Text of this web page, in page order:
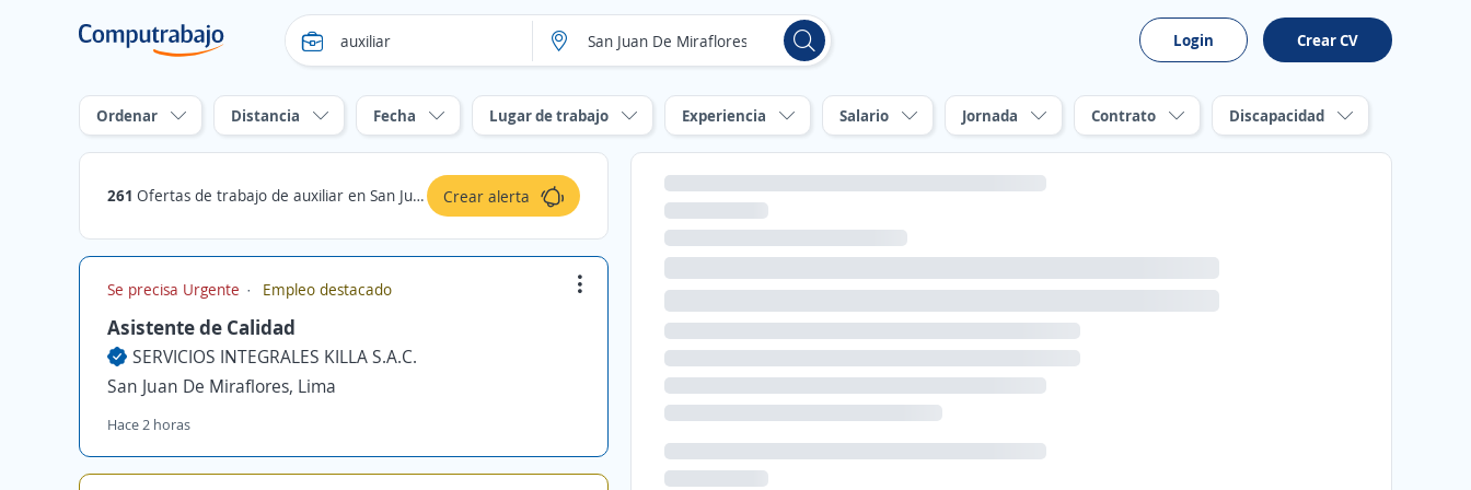
Login Crear CV
Ordenar Distancia Fecha Lugar de trabajo Experiencia Salario Jornada Contrato Discapacidad
261 Ofertas de trabajo de auxiliar en San Juan De Miraflores, Lima Crear alerta
Se precisa Urgente Empleo destacado
Asistente de Calidad
SERVICIOS INTEGRALES KILLA S.A.C.
San Juan De Miraflores, Lima
Hace 2 horas